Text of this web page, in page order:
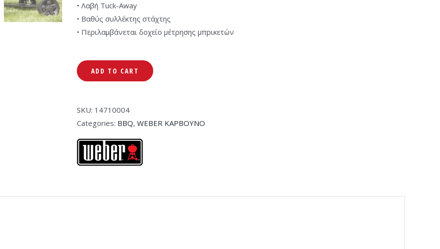
• Λαβή Tuck-Away
• Βαθύς συλλέκτης στάχτης
• Περιλαμβάνεται δοχείο μέτρησης μπpικετών
ADD TO CART
SKU: 14710004
Categories: BBQ, WEBER ΚΑΡΒΟΥΝΟ